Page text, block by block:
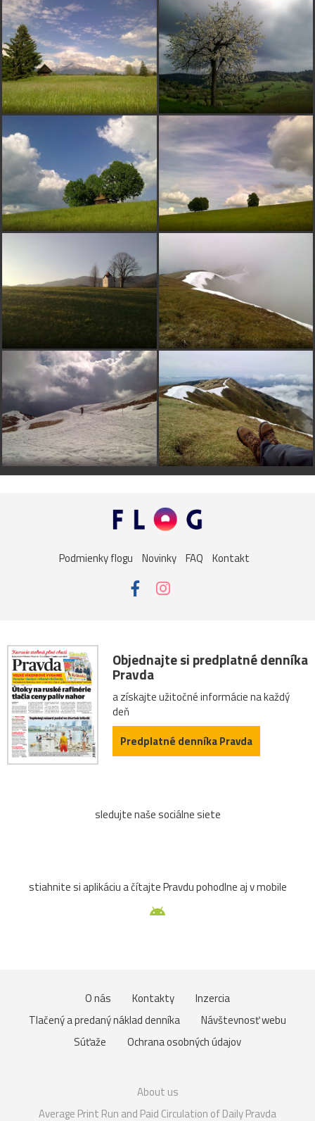
Podmienky flogu Novinky FAQ Kontakt
Objednajte si predplatné denníka
Pravda
a získajte užitočné informácie na každý
deň
Predplatné denníka Pravda
sledujte naše sociálne siete
stiahnite si aplikáciu a čítajte Pravdu pohodlne aj v mobile
O nás Kontakty
Inzercia
Tlačený a predaný náklad denníka
Návštevnosť webu
Súťaže
Ochrana osobných údajov
About us
Average Print Run and Paid Circulation of Daily Pravda